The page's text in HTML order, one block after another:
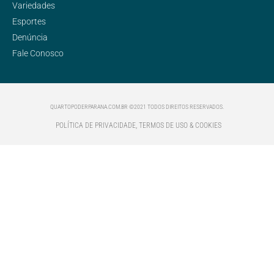
Variedades
Esportes
Denúncia
Fale Conosco
QUARTOPODERPARANA.COM.BR ©2021 TODOS DIREITOS RESERVADOS.
POLÍTICA DE PRIVACIDADE, TERMOS DE USO & COOKIES